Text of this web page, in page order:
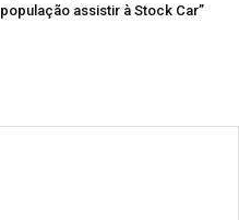
população assistir à Stock Car”